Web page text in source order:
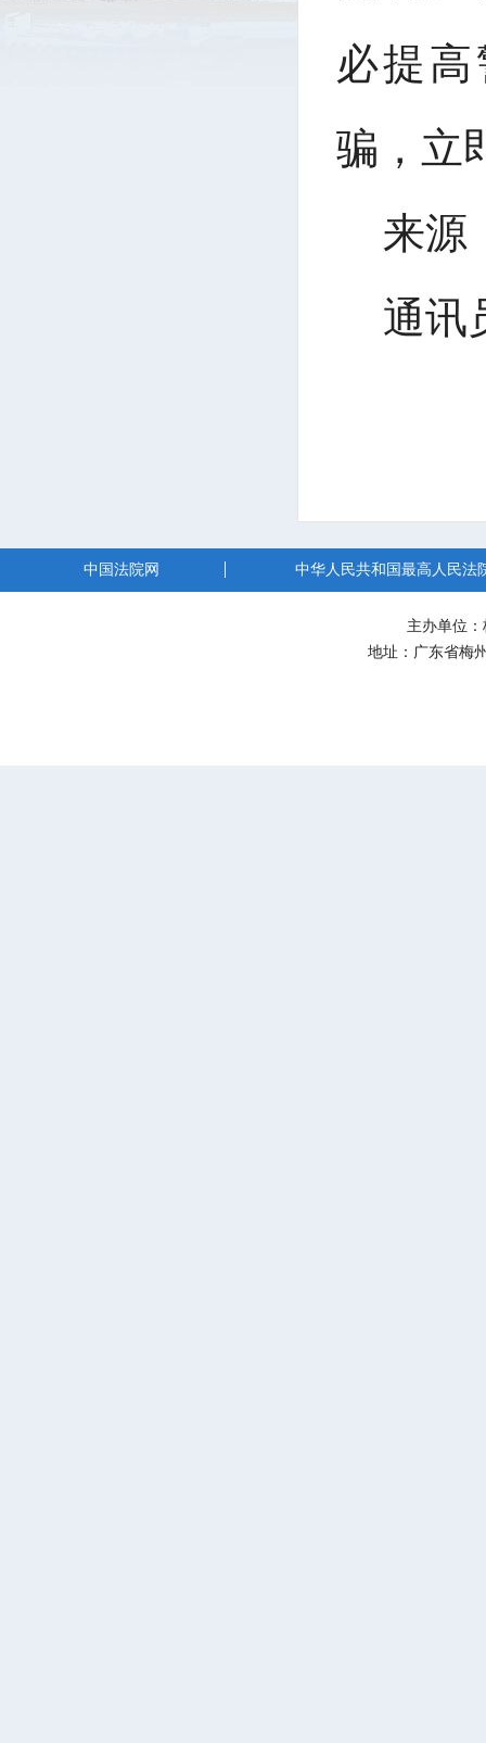
必提
骗，立
来源
通讯
中国法院网 中华人民共和国最高人民法
主办单位
地址：广东省